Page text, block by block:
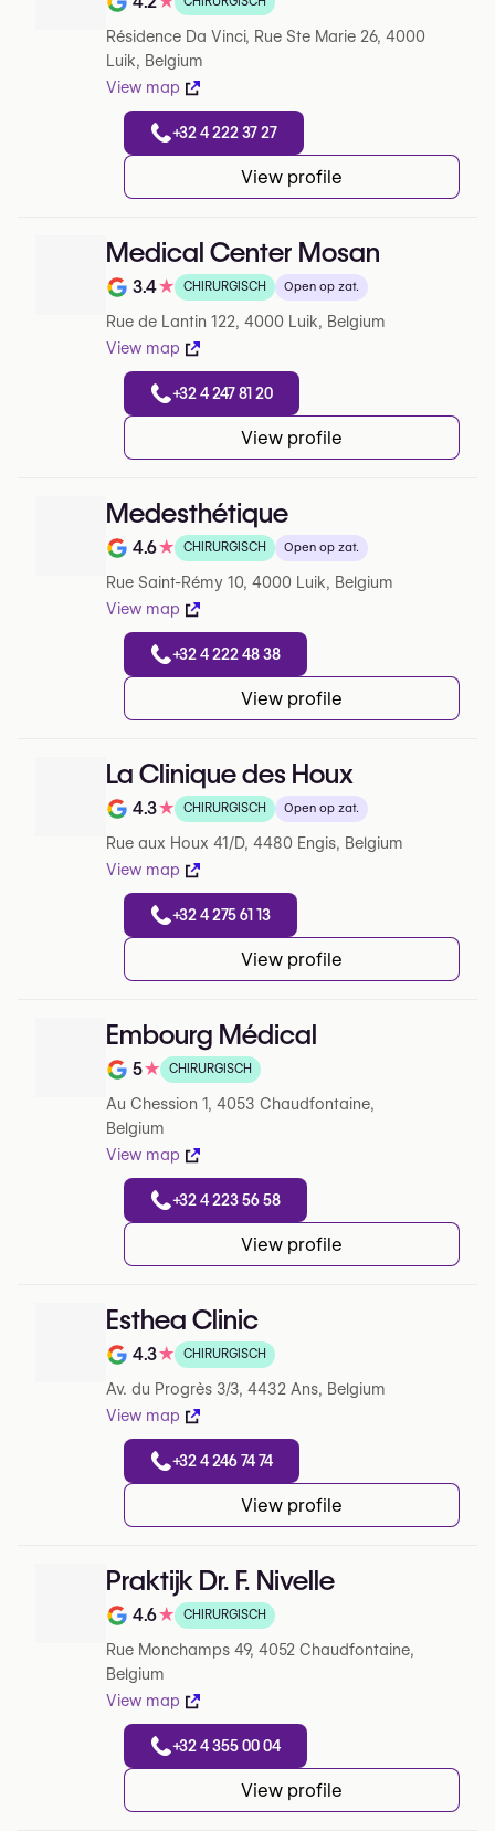
Note de 4.2 sur 5 sur Google
Résidence Da Vinci, Rue Ste Marie 26, 4000
Luik, Belgium
View map
+32 4 222 37 27
View profile
Medical Center Mosan
Note de 3.4 sur 5 sur Google
3.4★ CHIRURGISCH Open op zat.
Rue de Lantin 122, 4000 Luik, Belgium
View map
+32 4 247 81 20
View profile
Medesthétique
Note de 4.6 sur 5 sur Google
4.6★ CHIRURGISCH Open op zat.
Rue Saint-Rémy 10, 4000 Luik, Belgium
View map
+32 4 222 48 38
View profile
La Clinique des Houx
Note de 4.3 sur 5 sur Google
4.3★ CHIRURGISCH Open op zat.
Rue aux Houx 41/D, 4480 Engis, Belgium
View map
+32 4 275 61 13
View profile
Embourg Médical
Note de 5 sur 5 sur Google
5★ CHIRURGISCH
Au Chession 1, 4053 Chaudfontaine,
Belgium
View map
+32 4 223 56 58
View profile
Esthea Clinic
Note de 4.3 sur 5 sur Google
4.3★ CHIRURGISCH
Av. du Progrès 3/3, 4432 Ans, Belgium
View map
+32 4 246 74 74
View profile
Praktijk Dr. F. Nivelle
Note de 4.6 sur 5 sur Google
4.6★ CHIRURGISCH
Rue Monchamps 49, 4052 Chaudfontaine,
Belgium
View map
+32 4 355 00 04
View profile